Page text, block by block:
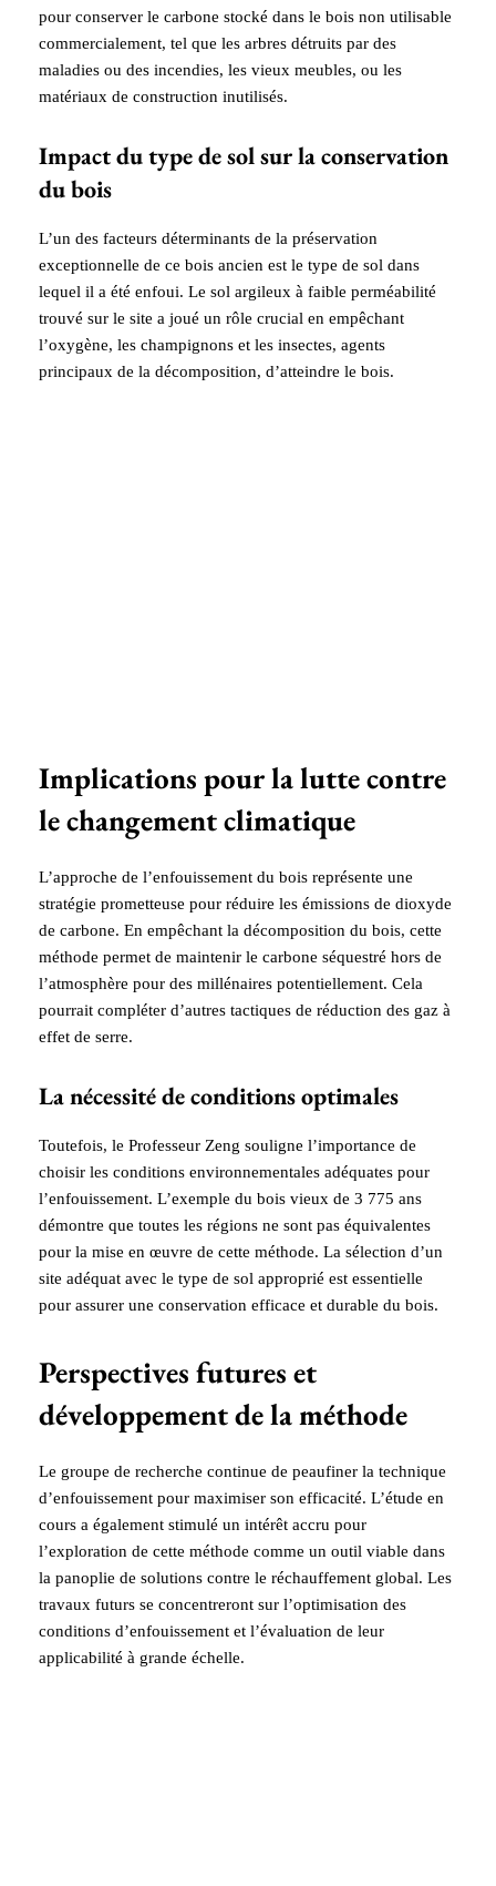
pour conserver le carbone stocké dans le bois non utilisable
commercialement, tel que les arbres détruits par des
maladies ou des incendies, les vieux meubles, ou les
matériaux de construction inutilisés.
Impact du type de sol sur la conservation
du bois
L’un des facteurs déterminants de la préservation
exceptionnelle de ce bois ancien est le type de sol dans
lequel il a été enfoui. Le sol argileux à faible perméabilité
trouvé sur le site a joué un rôle crucial en empêchant
l’oxygène, les champignons et les insectes, agents
principaux de la décomposition, d’atteindre le bois.
Implications pour la lutte contre
le changement climatique
L’approche de l’enfouissement du bois représente une
stratégie prometteuse pour réduire les émissions de dioxyde
de carbone. En empêchant la décomposition du bois, cette
méthode permet de maintenir le carbone séquestré hors de
l’atmosphère pour des millénaires potentiellement. Cela
pourrait compléter d’autres tactiques de réduction des gaz à
effet de serre.
La nécessité de conditions optimales
Toutefois, le Professeur Zeng souligne l’importance de
choisir les conditions environnementales adéquates pour
l’enfouissement. L’exemple du bois vieux de 3 775 ans
démontre que toutes les régions ne sont pas équivalentes
pour la mise en œuvre de cette méthode. La sélection d’un
site adéquat avec le type de sol approprié est essentielle
pour assurer une conservation efficace et durable du bois.
Perspectives futures et
développement de la méthode
Le groupe de recherche continue de peaufiner la technique
d’enfouissement pour maximiser son efficacité. L’étude en
cours a également stimulé un intérêt accru pour
l’exploration de cette méthode comme un outil viable dans
la panoplie de solutions contre le réchauffement global. Les
travaux futurs se concentreront sur l’optimisation des
conditions d’enfouissement et l’évaluation de leur
applicabilité à grande échelle.